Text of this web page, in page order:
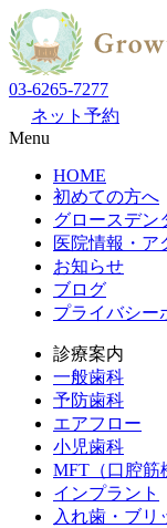
03-6265-7277
ネット予約
Menu
HOME
初めての方へ
グロースデン
医院情報・ア
お知らせ
ブログ
プライバシー
診療案内
一般歯科
予防歯科
エアフロー
小児歯科
MFT（口腔筋
インプラント
入れ歯・ブリ